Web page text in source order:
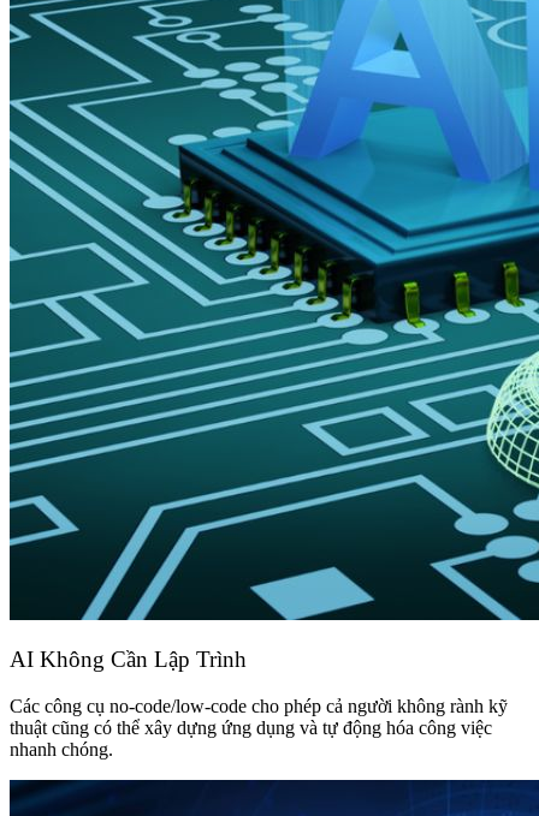
AI Không Cần Lập Trình
Các công cụ no-code/low-code cho phép cả người không rành kỹ
thuật cũng có thể xây dựng ứng dụng và tự động hóa công việc
nhanh chóng.